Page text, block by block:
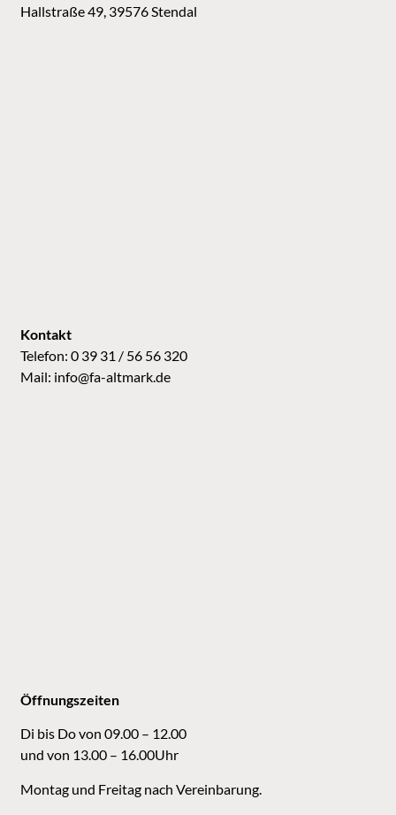
Öffnungszeiten
Di bis Do von 09.00 – 12.00
und von 13.00 – 16.00Uhr
Montag und Freitag nach Vereinbarung.
Kontakt
Telefon: 0 39 31 / 56 56 320
Mail: info@fa-altmark.de
Hallstraße 49, 39576 Stendal